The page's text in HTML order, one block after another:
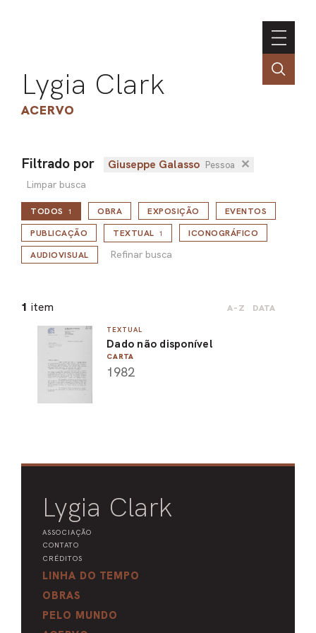
Lygia Clark
ACERVO
Filtrado por Giuseppe Galasso Pessoa ✕
Limpar busca
TODOS 1
Refinar busca
OBRA EXPOSIÇÃO
EVENTOS
PUBLICAÇÃO
TEXTUAL 1
ICONOGRÁFICO
AUDIOVISUAL
Refinar busca
1 item A-Z DATA
TEXTUAL
Dado não disponível
CARTA
1982
Lygia Clark
ASSOCIAÇÃO
CONTATO
CRÉDITOS
LINHA DO TEMPO
OBRAS
PELO MUNDO